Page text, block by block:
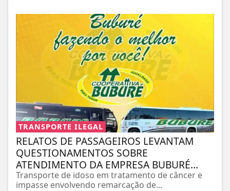
TRANSPORTE ILEGAL
RELATOS DE PASSAGEIROS LEVANTAM
QUESTIONAMENTOS SOBRE
ATENDIMENTO DA EMPRESA BUBURÉ...
Transporte de idoso em tratamento de câncer e
impasse envolvendo remarcação de...